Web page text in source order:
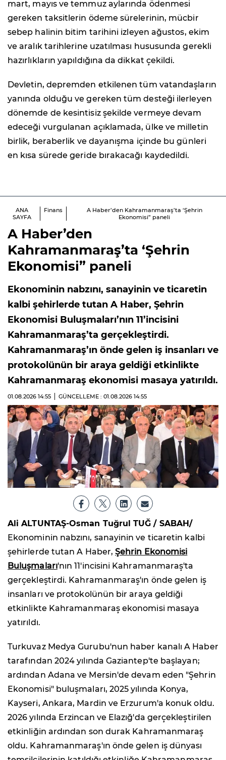
mart, mayıs ve temmuz aylarında ödenmesi
gereken taksitlerin ödeme sürelerinin, mücbir
sebep halinin bitim tarihini izleyen ağustos, ekim
ve aralık tarihlerine uzatılması hususunda gerekli
hazırlıkların yapıldığına da dikkat çekildi.
Devletin, depremden etkilenen tüm vatandaşların
yanında olduğu ve gereken tüm desteği ilerleyen
dönemde de kesintisiz şekilde vermeye devam
edeceği vurgulanan açıklamada, ülke ve milletin
birlik, beraberlik ve dayanışma içinde bu günleri
en kısa sürede geride bırakacağı kaydedildi.
ANA
SAYFA
Finans
A Haber’den Kahramanmaraş’ta ‘Şehrin
Ekonomisi” paneli
A Haber’den
Kahramanmaraş’ta ‘Şehrin
Ekonomisi” paneli
Ekonominin nabzını, sanayinin ve ticaretin
kalbi şehirlerde tutan A Haber, Şehrin
Ekonomisi Buluşmaları’nın 11’incisini
Kahramanmaraş’ta gerçekleştirdi.
Kahramanmaraş’ın önde gelen iş insanları ve
protokolünün bir araya geldiği etkinlikte
Kahramanmaraş ekonomisi masaya yatırıldı.
01.08.2026 14:55 GÜNCELLEME : 01.08.2026 14:55
Ali ALTUNTAŞ-Osman Tuğrul TUĞ / SABAH/
Ekonominin nabzını, sanayinin ve ticaretin kalbi
şehirlerde tutan A Haber,Şehrin Ekonomisi
Buluşmaları'nın 11'incisini Kahramanmaraş'ta
gerçekleştirdi. Kahramanmaraş'ın önde gelen iş
insanları ve protokolünün bir araya geldiği
etkinlikte Kahramanmaraş ekonomisi masaya
yatırıldı.
Turkuvaz Medya Gurubu'nun haber kanalı A Haber
tarafından 2024 yılında Gaziantep'te başlayan;
ardından Adana ve Mersin'de devam eden "Şehrin
Ekonomisi" buluşmaları, 2025 yılında Konya,
Kayseri, Ankara, Mardin ve Erzurum'a konuk oldu.
2026 yılında Erzincan ve Elazığ'da gerçekleştirilen
etkinliğin ardından son durak Kahramanmaraş
oldu. Kahramanmaraş'ın önde gelen iş dünyası